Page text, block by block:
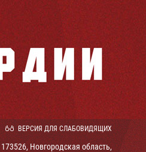
ВЕРСИЯ ДЛЯ СЛАБОВИДЯЩИХ
173526, Новгородская область,